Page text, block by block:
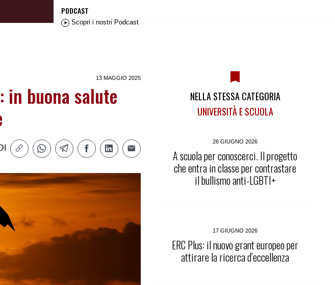
PODCAST
Scopri i nostri Podcast
13 MAGGIO 2025
in buona salute
NELLA STESSA CATEGORIA
UNIVERSITÀ E SCUOLA
26 GIUGNO 2026
A scuola per conoscerci. Il progetto
che entra in classe per contrastare
il bullismo anti-LGBTI+
17 GIUGNO 2026
ERC Plus: il nuovo grant europeo per
attirare la ricerca d’eccellenza